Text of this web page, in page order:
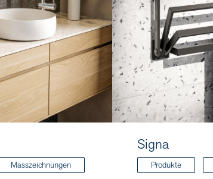
Masszeichnungen
Signa
Produkte